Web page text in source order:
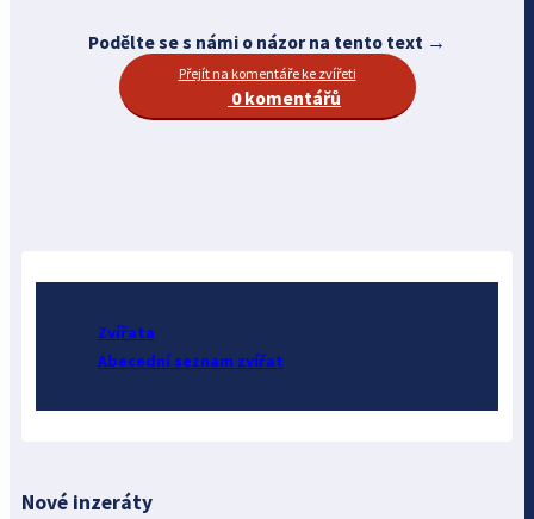
Podělte se s námi o názor na tento text →
Přejít na komentáře ke zvířeti
0 komentářů
Zvířata
Abecední seznam zvířat
Nové inzeráty